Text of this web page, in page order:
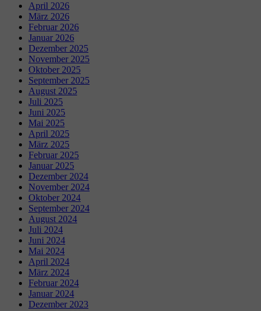
April 2026
März 2026
Februar 2026
Januar 2026
Dezember 2025
November 2025
Oktober 2025
September 2025
August 2025
Juli 2025
Juni 2025
Mai 2025
April 2025
März 2025
Februar 2025
Januar 2025
Dezember 2024
November 2024
Oktober 2024
September 2024
August 2024
Juli 2024
Juni 2024
Mai 2024
April 2024
März 2024
Februar 2024
Januar 2024
Dezember 2023